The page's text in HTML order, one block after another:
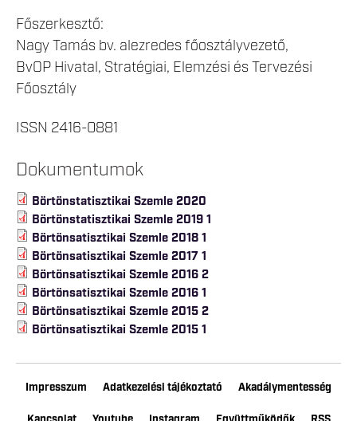
Főszerkesztő:
Nagy Tamás bv. alezredes főosztályvezető,
BvOP Hivatal, Stratégiai, Elemzési és Tervezési
Főosztály
ISSN 2416-0881
Dokumentumok
Börtönstatisztikai Szemle 2020
Börtönstatisztikai Szemle 2019 1
Börtönsatisztikai Szemle 2018 1
Börtönsatisztikai Szemle 2017 1
Börtönsatisztikai Szemle 2016 2
Börtönsatisztikai Szemle 2016 1
Börtönsatisztikai Szemle 2015 2
Börtönsatisztikai Szemle 2015 1
Impresszum Adatkezelési tájékoztató Akadálymentesség